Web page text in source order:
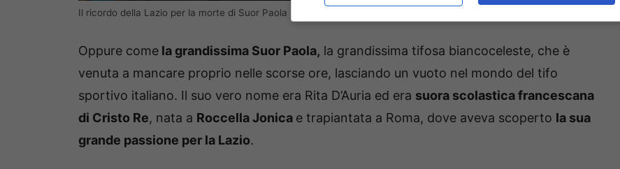
Il ricordo della Lazio per la morte di Suor Paola (ReggioNelPallone.it)
Oppure come la grandissima Suor Paola, la grandissima tifosa biancoceleste, che è
venuta a mancare proprio nelle scorse ore, lasciando un vuoto nel mondo del tifo
sportivo italiano. Il suo vero nome era Rita D’Auria ed era suora scolastica francescana
di Cristo Re, nata a Roccella Jonica e trapiantata a Roma, dove aveva scoperto la sua
grande passione per la Lazio.